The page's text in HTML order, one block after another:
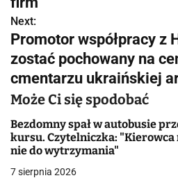
S.A już
temu
i
g
a
c
j
a
Next:
Promotor współpracy z
zostać pochowany na
cmentarzu ukraińskiej
Może Ci się spodobać
Bezdomny spał w autobusie
kursu. Czytelniczka: "Kierowca
nie do wytrzymania"
7 sierpnia 2026